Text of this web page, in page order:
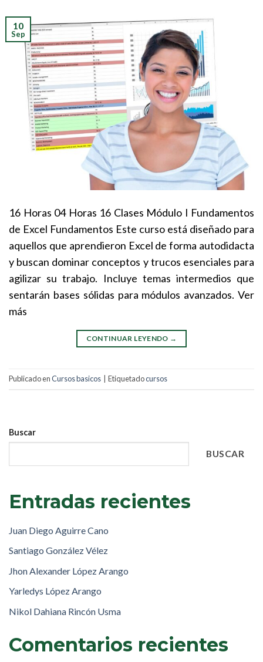
10
Sep
16 Horas 04 Horas 16 Clases Módulo I Fundamentos
de Excel Fundamentos Este curso está diseñado para
aquellos que aprendieron Excel de forma autodidacta
y buscan dominar conceptos y trucos esenciales para
agilizar su trabajo. Incluye temas intermedios que
sentarán bases sólidas para módulos avanzados. Ver
más
CONTINUAR LEYENDO →
Publicado enCursos basicos Etiquetadocursos
Buscar
BUSCAR
Entradas recientes
Juan Diego Aguirre Cano
Santiago González Vélez
Jhon Alexander López Arango
Yarledys López Arango
Nikol Dahiana Rincón Usma
Comentarios recientes